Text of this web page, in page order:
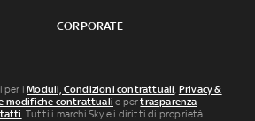
CORPORATE
per iModuli, Condizioni contrattuali, Privacy &
modifiche contrattuali o pertrasparenza
. Tutti i marchi Sky e i diritti di proprietà